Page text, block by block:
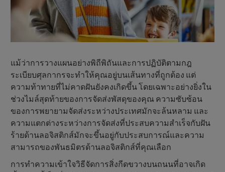
แม้ว่าการวางแผนอย่างพิถีพิถันและการปฏิบัติตามกฎ
ระเบียบศุลกากรจะทําให้คุณอยู่บนเส้นทางที่ถูกต้อง แต่
ความท้าทายที่ไม่คาดฝันยังคงเกิดขึ้น โดยเฉพาะอย่างยิ่งใน
ช่วงไมล์สุดท้ายของการจัดส่งพัสดุของคุณ ความซับซ้อน
ของการพยายามจัดส่งระหว่างประเทศมักจะล้นหลาม และ
ความแตกต่างระหว่างการจัดส่งที่ประสบความสําเร็จกับฝัน
ร้ายด้านลอจิสติกส์มักจะขึ้นอยู่กับประสบการณ์และความ
สามารถของพันธมิตรด้านลอจิสติกส์ที่คุณเลือก
การทําความเข้าใจวิธีจัดการสิ่งกีดขวางบนถนนที่อาจเกิด